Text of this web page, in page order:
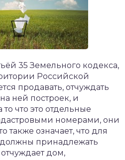
35 Земельного кодекса,
Российской
продавать, отчуждать
ней построек, и
что это отдельные
номерами, они
также означает, что для
принадлежать
дом,